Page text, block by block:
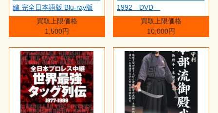
編 完全日本語版 Blu-ray版
買取上限価格
1,500円
1992 DVD
買取上限価格
10,000円